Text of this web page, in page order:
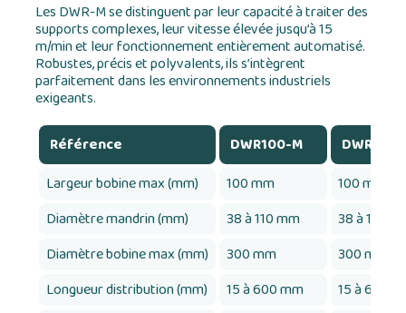
Les DWR-M se distinguent par leur capacité à traiter des
supports complexes, leur vitesse élevée jusqu’à 15
m/min et leur fonctionnement entièrement automatisé.
Robustes, précis et polyvalents, ils s’intègrent
parfaitement dans les environnements industriels
exigeants.
Référence DWR100-M
Largeur bobine max (mm)
100 mm
100 mm
Diamètre mandrin (mm)
38 à 110 mm
38 à 110
Diamètre bobine max (mm)
300 mm
300 mm
Longueur distribution (mm)
15 à 600 mm
15 à 600